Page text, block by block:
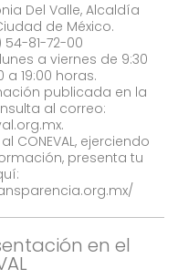
Del Valle, Alcaldía
de México.
81-72-00
a viernes de 9:30
a 19:00 horas.
publicada en la
al correo:
.
CONEVAL, ejerciendo
presenta tu
en el